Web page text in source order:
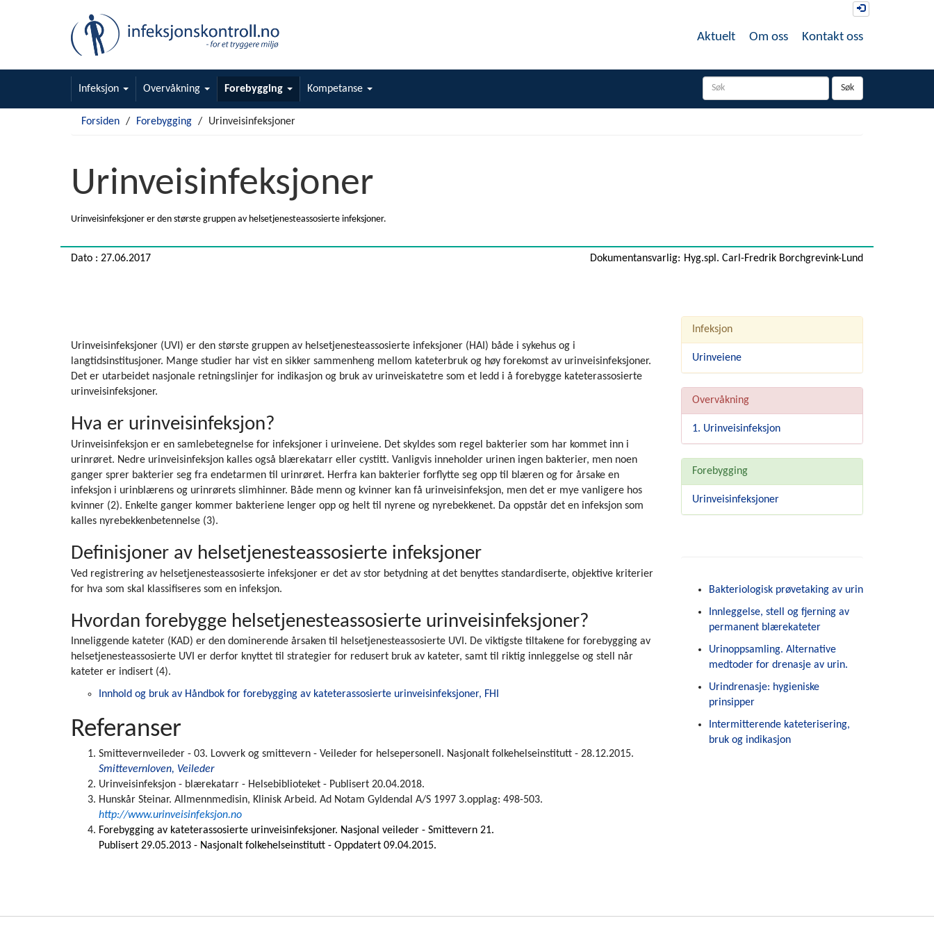
Logg inn
Aktuelt Om oss Kontakt oss
Infeksjon Overvåkning Forebygging Kompetanse Søk
Forsiden Forebygging Urinveisinfeksjoner
Urinveisinfeksjoner
Urinveisinfeksjoner er den største gruppen av helsetjenesteassosierte infeksjoner.
Dato : 27.06.2017 Dokumentansvarlig: Hyg.spl. Carl-Fredrik Borchgrevink-Lund
Urinveisinfeksjoner (UVI) er den største gruppen av helsetjenesteassosierte infeksjoner (HAI) både i sykehus og i
langtidsinstitusjoner. Mange studier har vist en sikker sammenheng mellom kateterbruk og høy forekomst av urinveisinfeksjoner.
Det er utarbeidet nasjonale retningslinjer for indikasjon og bruk av urinveiskatetre som et ledd i å forebygge kateterassosierte
urinveisinfeksjoner.
Hva er urinveisinfeksjon?
Urinveisinfeksjon er en samlebetegnelse for infeksjoner i urinveiene. Det skyldes som regel bakterier som har kommet inn i
urinrøret. Nedre urinveisinfeksjon kalles også blærekatarr eller cystitt. Vanligvis inneholder urinen ingen bakterier, men noen
ganger sprer bakterier seg fra endetarmen til urinrøret. Herfra kan bakterier forflytte seg opp til blæren og for årsake en
infeksjon i urinblærens og urinrørets slimhinner. Både menn og kvinner kan få urinveisinfeksjon, men det er mye vanligere hos
kvinner (2). Enkelte ganger kommer bakteriene lenger opp og helt til nyrene og nyrebekkenet. Da oppstår det en infeksjon som
kalles nyrebekkenbetennelse (3).
Definisjoner av helsetjenesteassosierte infeksjoner
Ved registrering av helsetjenesteassosierte infeksjoner er det av stor betydning at det benyttes standardiserte, objektive kriterier
for hva som skal klassifiseres som en infeksjon.
Hvordan forebygge helsetjenesteassosierte urinveisinfeksjoner?
Inneliggende kateter (KAD) er den dominerende årsaken til helsetjenesteassosierte UVI. De viktigste tiltakene for forebygging av
helsetjenesteassosierte UVI er derfor knyttet til strategier for redusert bruk av kateter, samt til riktig innleggelse og stell når
kateter er indisert (4).
Innhold og bruk av Håndbok for forebygging av kateterassosierte urinveisinfeksjoner, FHI
Referanser
Smittevernveileder - 03. Lovverk og smittevern - Veileder for helsepersonell. Nasjonalt folkehelseinstitutt - 28.12.2015.
Smittevernloven, Veileder
Urinveisinfeksjon - blærekatarr - Helsebiblioteket - Publisert 20.04.2018.
Hunskår Steinar. Allmennmedisin, Klinisk Arbeid. Ad Notam Gyldendal A/S 1997 3.opplag: 498-503.
http://www.urinveisinfeksjon.no
Forebygging av kateterassosierte urinveisinfeksjoner. Nasjonal veileder - Smittevern 21.
Publisert 29.05.2013 - Nasjonalt folkehelseinstitutt - Oppdatert 09.04.2015.
Infeksjon
Urinveiene
Overvåkning
1. Urinveisinfeksjon
Forebygging
Urinveisinfeksjoner
Bakteriologisk prøvetaking av urin
Innleggelse, stell og fjerning av
permanent blærekateter
Urinoppsamling. Alternative
medtoder for drenasje av urin.
Urindrenasje: hygieniske
prinsipper
Intermitterende kateterisering,
bruk og indikasjon